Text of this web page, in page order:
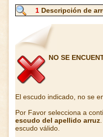
1 Descripción de
NO SE
El escudo indicado, no se
Por Favor selecciona a
escudo del apellido arruz
escudo válido.